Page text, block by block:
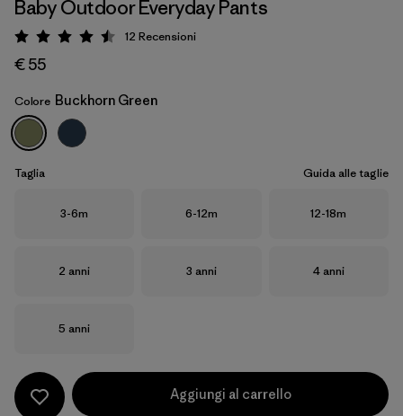
Buckhorn Green
Baby Outdoor Everyday Pants
Valutazione: 4.5 / 5
12 Recensioni
€ 55
Colore Buckhorn Green
Taglia Guida alle taglie
Taglia
3-6m Taglia
6-12m Taglia
12-18m
Taglia
2 anni Taglia
3 anni Taglia
4 anni
Taglia
5 anni
Aggiungi al carrello